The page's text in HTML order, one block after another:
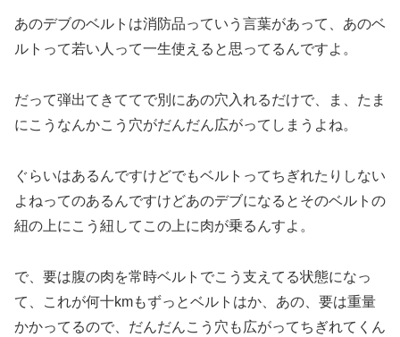
あのデブのベルトは消防品っていう言葉があって、あのベ
ルトって若い人って一生使えると思ってるんですよ。
だって弾出てきててで別にあの穴入れるだけで、ま、たま
にこうなんかこう穴がだんだん広がってしまうよね。
ぐらいはあるんですけどでもベルトってちぎれたりしない
よねってのあるんですけどあのデブになるとそのベルトの
紐の上にこう紐してこの上に肉が乗るんすよ。
で、要は腹の肉を常時ベルトでこう支えてる状態になっ
て、これが何十kmもずっとベルトはか、あの、要は重量
かかってるので、だんだんこう穴も広がってちぎれてくん